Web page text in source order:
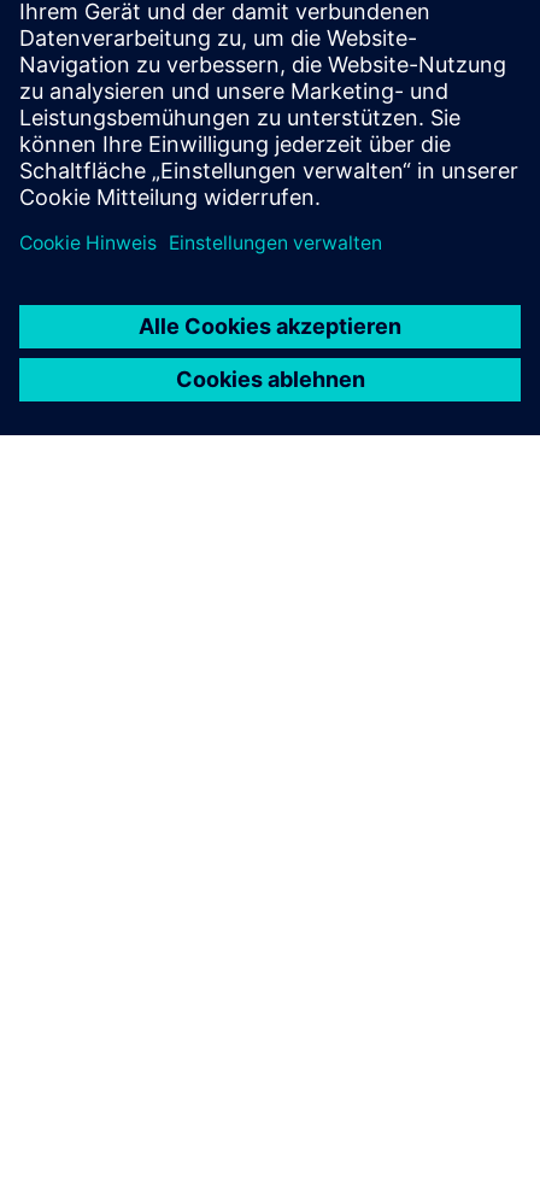
„Alles, was Sie sehen können, Sie müssen weniger testen.“
Wir erstellen eine digitale Darstellung des Problems und
mit AR-Technologie projizieren wir es direkt an die richtige
Stelle. Das macht uns zur Lösung für alle Automatisier...
Mehr erfahren